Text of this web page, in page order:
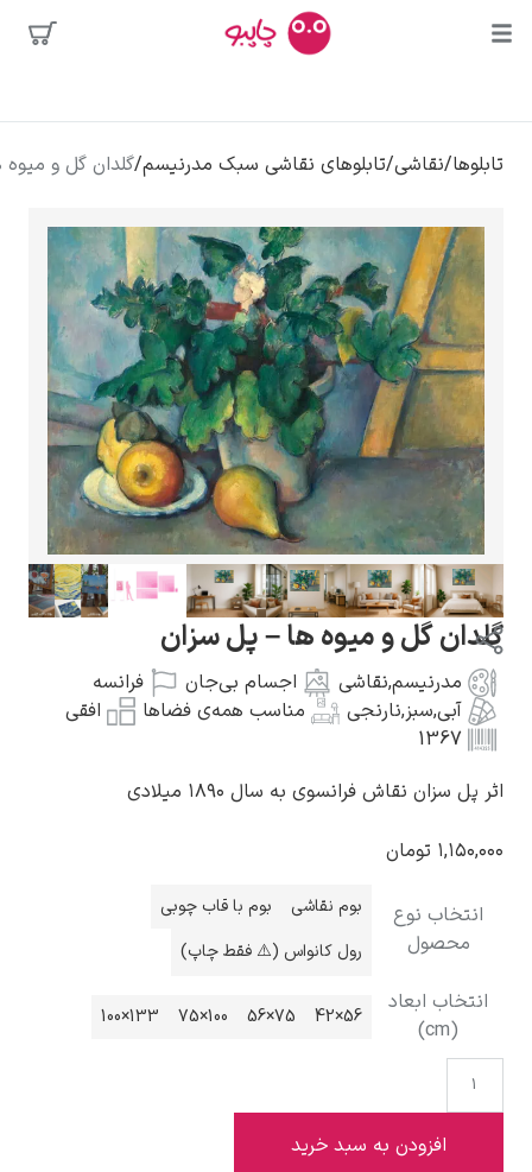
محبوب‌ترین
هنرمندان
کلود مونه
ونسان ون گوگ
گوستاو کلیمت
ادوارد مونک
کامی پیسارو
/تابلوهای نقاشی سبک مدرنیسم/گلدان گل و میوه ها – پل سزان
و میوه ها – پل سزان
,نقاشی اجسام بی‌جان
فرانسه
نارنجی مناسب همه‌ی فضاها
افقی
فرانسوی به سال ۱۸۹۰ میلادی
تومان
بوم نقاشی
بوم با قاب چوبی
رول کانواس (⚠️ فقط چاپ)
56×42
100×75
133×100
به سبد خرید